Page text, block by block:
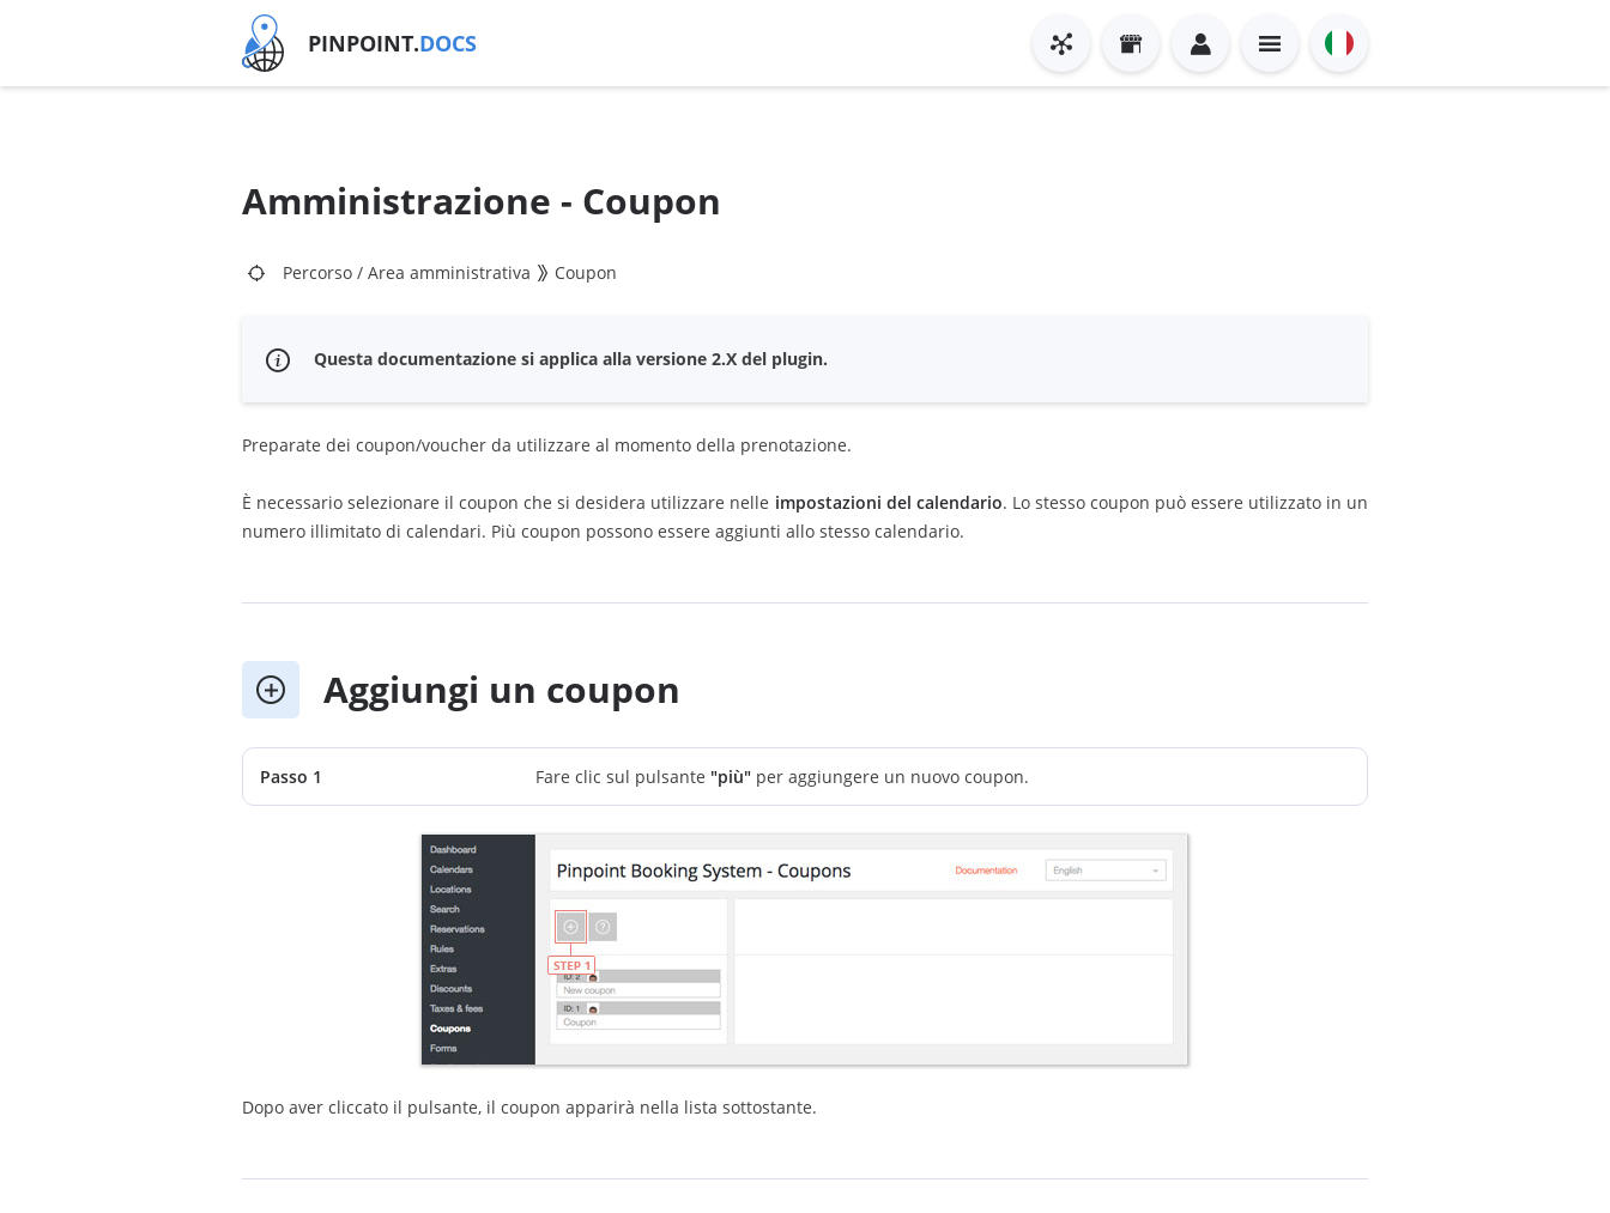
PINPOINT.DOCS
Amministrazione - Coupon
Percorso / Area amministrativa Coupon
Questa documentazione si applica alla versione 2.X del plugin.
Preparate dei coupon/voucher da utilizzare al momento della prenotazione.
È necessario selezionare il coupon che si desidera utilizzare nelle impostazioni del calendario. Lo stesso coupon può essere utilizzato in un
numero illimitato di calendari. Più coupon possono essere aggiunti allo stesso calendario.
Aggiungi un coupon
Passo 1 Fare clic sul pulsante "più" per aggiungere un nuovo coupon.
Dopo aver cliccato il pulsante, il coupon apparirà nella lista sottostante.